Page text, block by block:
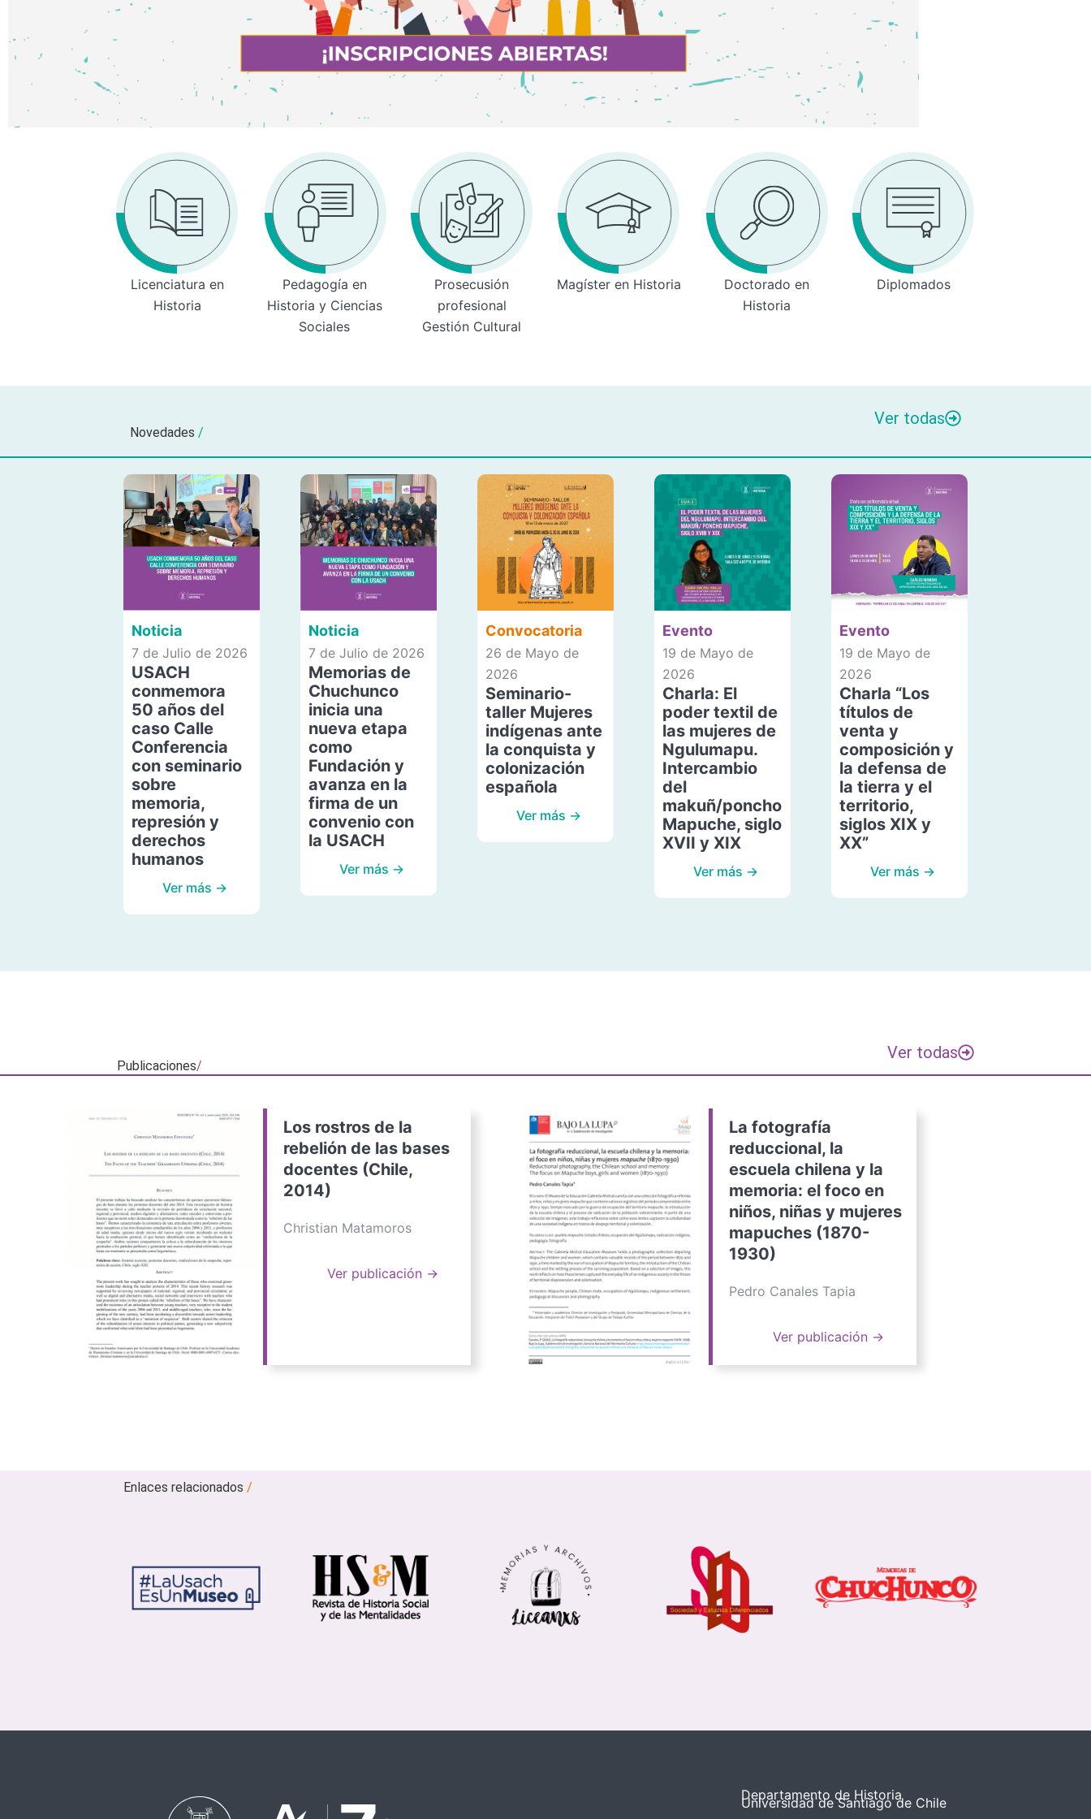
Licenciatura en
Historia
Pedagogía en
Historia y Ciencias
Sociales
Prosecusión
profesional
Gestión Cultural
Magíster en Historia
Doctorado en
Historia
Diplomados
Novedades /
Ver todas
Noticia
7 de Julio de 2026
USACH
conmemora
50 años del
caso Calle
Conferencia
con seminario
sobre
memoria,
represión y
derechos
humanos
Ver más →
Noticia
7 de Julio de 2026
Memorias de
Chuchunco
inicia una
nueva etapa
como
Fundación y
avanza en la
firma de un
convenio con
la USACH
Ver más →
Convocatoria
26 de Mayo de
2026
Seminario-
taller Mujeres
indígenas ante
la conquista y
colonización
española
Ver más →
Evento
19 de Mayo de
2026
Charla: El
poder textil de
las mujeres de
Ngulumapu.
Intercambio
del
makuñ/poncho
Mapuche, siglo
XVII y XIX
Ver más →
Evento
19 de Mayo de
2026
Charla “Los
títulos de
venta y
composición y
la defensa de
la tierra y el
territorio,
siglos XIX y
XX”
Ver más →
Publicaciones/
Ver todas
Los rostros de la
rebelión de las bases
docentes (Chile,
2014)
Christian Matamoros
Ver publicación →
La fotografía
reduccional, la
escuela chilena y la
memoria: el foco en
niños, niñas y mujeres
mapuches (1870-
1930)
Pedro Canales Tapia
Ver publicación →
Enlaces relacionados/
Departamento de Historia
Universidad de Santiago de Chile